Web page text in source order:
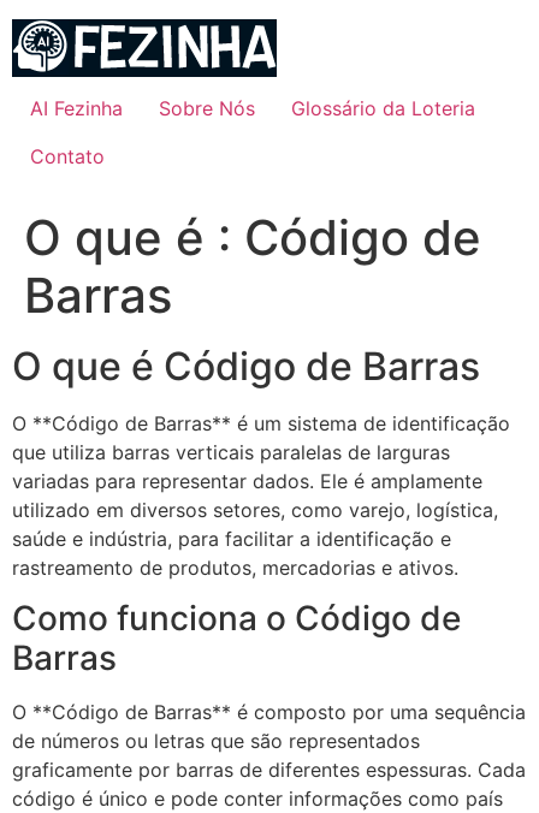
para
conteúdo
AI Fezinha Sobre Nós
Glossário da Loteria
Contato
O que é : Código de
Barras
O que é Código de Barras
O **Código de Barras** é um sistema de identificação
que utiliza barras verticais paralelas de larguras
variadas para representar dados. Ele é amplamente
utilizado em diversos setores, como varejo, logística,
saúde e indústria, para facilitar a identificação e
rastreamento de produtos, mercadorias e ativos.
Como funciona o Código de
Barras
O **Código de Barras** é composto por uma sequência
de números ou letras que são representados
graficamente por barras de diferentes espessuras. Cada
código é único e pode conter informações como país